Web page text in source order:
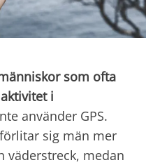
som ofta
i
använder GPS.
förlitar sig män mer
väderstreck, medan